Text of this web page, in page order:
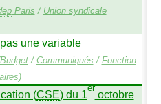
Paris / Union syndicale
une variable
Budget/ Communiqués / Fonction
)
(CSE) du 1eroctobre